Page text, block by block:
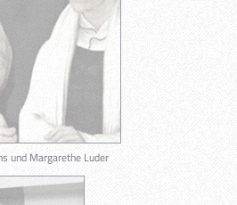
und Margarethe Luder